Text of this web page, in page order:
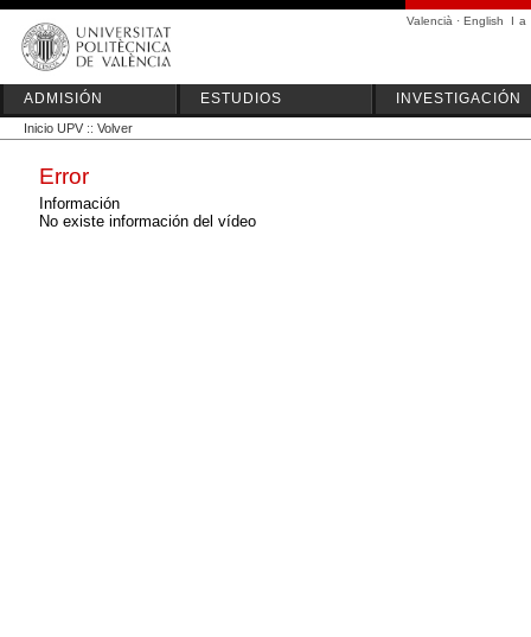
Valencià · English I a
ADMISIÓN ESTUDIOS INVESTIGACIÓN
Inicio UPV :: Volver
Error
Información
No existe información del vídeo